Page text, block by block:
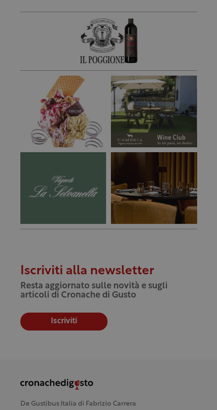
Iscriviti alla newsletter
Resta aggiornato sulle novità e sugli
articoli di Cronache di Gusto
Iscriviti
De Gustibus Italia di Fabrizio Carrera